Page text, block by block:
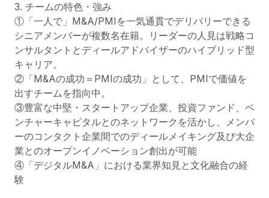
3. チームの特色・強み
①「一人で」M&A/PMIを一気通貫でデリバリーできる
シニアメンバーが複数名在籍。リーダーの人見は戦略コ
ンサルタントとディールアドバイザーのハイブリッド型
キャリア。
②「M&Aの成功＝PMIの成功」として、PMIで価値を
出すチームを指向中。
③豊富な中堅・スタートアップ企業、投資ファンド、ベ
ンチャーキャピタルとのネットワークを活かし、メンバ
ーのコンタクト企業間でのディールメイキング及び大企
業とのオープンイノベーション創出が可能
④「デジタルM&A」における業界知見と文化融合の経
験